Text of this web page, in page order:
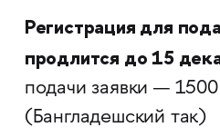
Регистрация для
продлится до 15
подачи заявки —
(Бангладешский так)